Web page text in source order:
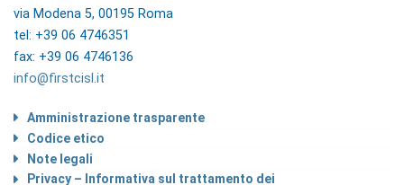
via Modena 5, 00195 Roma
tel: +39 06 4746351
fax: +39 06 4746136
info@firstcisl.it
Amministrazione trasparente
Codice etico
Note legali
Privacy – Informativa sul trattamento dei